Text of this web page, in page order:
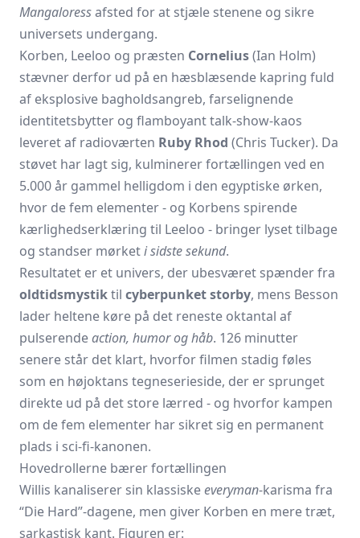
Mangaloressafsted for at stjæle stenene og sikre
universets undergang.
Korben, Leeloo og præsten Cornelius(Ian Holm)
stævner derfor ud på en hæsblæsende kapring fuld
af eksplosive bagholdsangreb, farselignende
identitetsbytter og flamboyant talk-show-kaos
leveret af radioværten Ruby Rhod (Chris Tucker). Da
støvet har lagt sig, kulminerer fortællingen ved en
5.000 år gammel helligdom i den egyptiske ørken,
hvor de fem elementer - og Korbens spirende
kærlighedserklæring til Leeloo - bringer lyset tilbage
og standser mørketi sidste sekund.
Resultatet er et univers, der ubesværet spænder fra
oldtidsmystiktil cyberpunket storby, mens Besson
lader heltene køre på det reneste oktantal af
pulserendeaction, humor og håb. 126 minutter
senere står det klart, hvorfor filmen stadig føles
som en højoktans tegneserieside, der er sprunget
direkte ud på det store lærred - og hvorfor kampen
om de fem elementer har sikret sig en permanent
plads i sci-fi-kanonen.
Hovedrollerne bærer fortællingen
Willis kanaliserer sin klassiskeeveryman-karisma fra
“Die Hard”-dagene, men giver Korben en mere træt,
sarkastisk kant. Figuren er: